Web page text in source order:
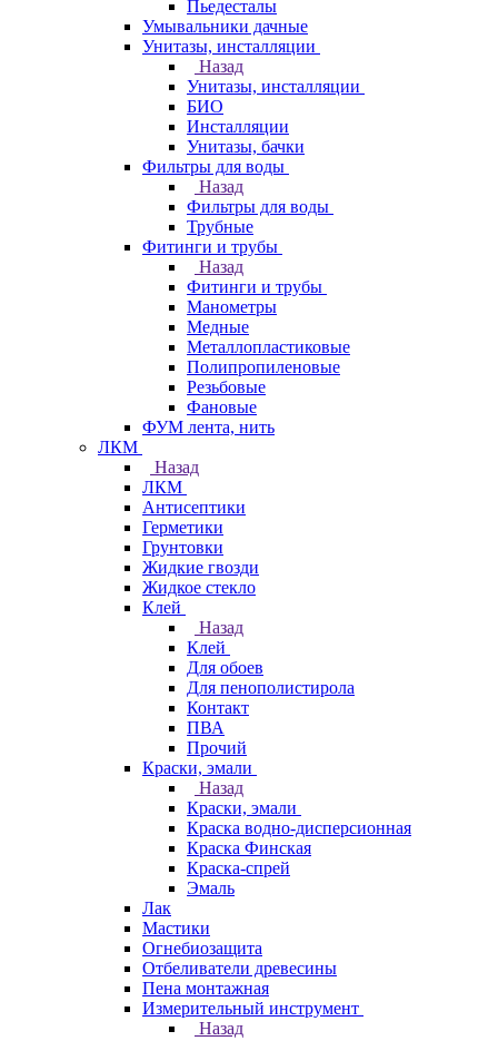
Пьедесталы
Умывальники дачные
Унитазы, инсталляции
Назад
Унитазы, инсталляции
БИО
Инсталляции
Унитазы, бачки
Фильтры для воды
Назад
Фильтры для воды
Трубные
Фитинги и трубы
Назад
Фитинги и трубы
Манометры
Медные
Металлопластиковые
Полипропиленовые
Резьбовые
Фановые
ФУМ лента, нить
ЛКМ
Назад
ЛКМ
Антисептики
Герметики
Грунтовки
Жидкие гвозди
Жидкое стекло
Клей
Назад
Клей
Для обоев
Для пенополистирола
Контакт
ПВА
Прочий
Краски, эмали
Назад
Краски, эмали
Краска водно-дисперсионная
Краска Финская
Краска-спрей
Эмаль
Лак
Мастики
Огнебиозащита
Отбеливатели древесины
Пена монтажная
Измерительный инструмент
Назад